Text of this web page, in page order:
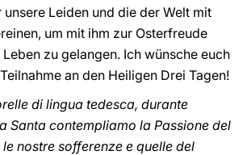
Leiden und die der Welt mit
um mit ihm zur Osterfreude
zu gelangen. Ich wünsche euch
an den Heiligen Drei Tagen!
di lingua tedesca, durante
Santa contempliamo la Passione del
nostre sofferenze e quelle del